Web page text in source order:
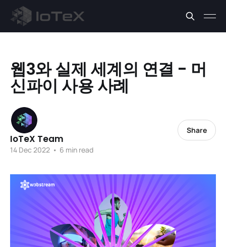
웹3와 실제 세계의 연결 - 머
신파이 사용 사례
IoTeX Team
14 Dec 2022 • 6 min read
Share